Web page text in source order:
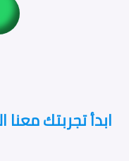
ابدأ تجربتك معنا